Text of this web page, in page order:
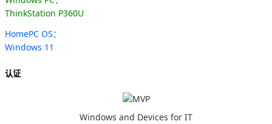
ThinkStation P360U
HomePC OS：
Windows 11
认证
Windows and Devices for IT